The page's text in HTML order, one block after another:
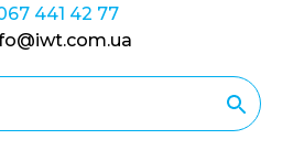
441 42 77